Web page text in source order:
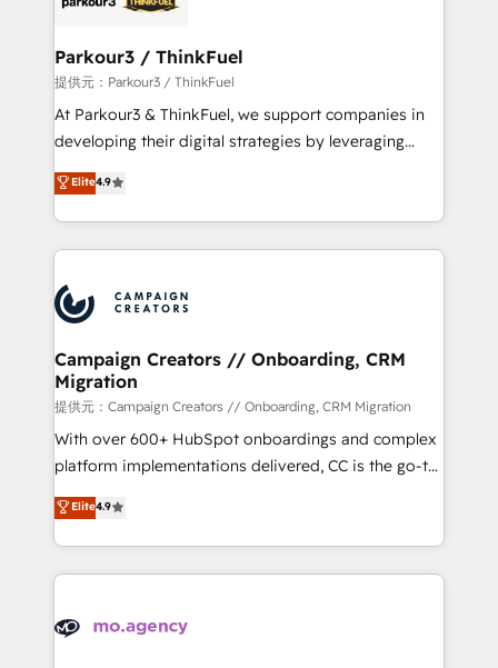
companies scale faster and smarter. 🔹 BOOMS:
Demand generation for all your buyers With BOOMS,
you invest in 100% of your buyers, accelerating your
growth and positioning yourself as an undisputed
transformation process A methodology designed to
implement HubSpot effectively and optimize your
record of business transformation, our growth-first
approach has helped brands dominate their
Parkour3 / ThinkFuel
提供元：Parkour3 / ThinkFuel
At Parkour3 & ThinkFuel, we support companies in
developing their digital strategies by leveraging
technologies and automating their marketing and
sales processes to generate growth. Our offer spans
from Strategy to Operations. We specialize in CRM
onboarding and implementation, web design, sales
extensive experience working with tech companies
and manufacturers since 2002, we are committed to
empowering our clients and developing their
autonomy. Get to grips with HubSpot through
guided implementation and seamless integration of
the CRM platform into your digital ecosystem. Would
you like support in deploying your inbound
to your needs and sales objectives. With 125+
certifications, we are part of the most certified
services are offered in both English & French.
Elite4.9
Campaign Creators // Onboarding, CRM
Migration
提供元：Campaign Creators // Onboarding, CRM Migration
With over 600+ HubSpot onboardings and complex
platform implementations delivered, CC is the go-to
Elite Solutions Partner for businesses ready to
migrate, replatform, and scale smarter. We specialize
in high-impact CRM and CMS migrations and
onboarding from platforms like Salesforce, NetSuite,
WordPress and legacy CRMs, turning fragmented
Elite4.9